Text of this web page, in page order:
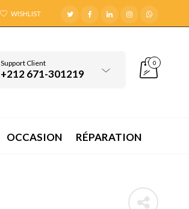
WISHLIST
Support Client
+212 671-301219
0
OCCASION RÉPARATION